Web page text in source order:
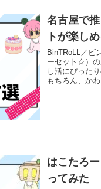
名古屋で
トが楽し
BinTRoLL／ビ
ーセット☆）の
し活にぴった
もちろん、か
はこたろ
ってみた